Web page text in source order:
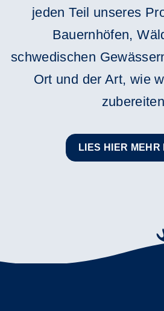
jeden Teil unseres
Bauernhöfen,
schwedischen
Ort und der Art, wie
LIES HIER MEHR